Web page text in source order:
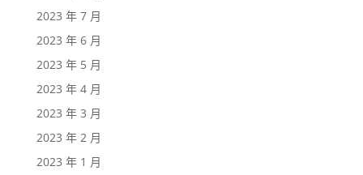
2023 年 7 月
2023 年 6 月
2023 年 5 月
2023 年 4 月
2023 年 3 月
2023 年 2 月
2023 年 1 月